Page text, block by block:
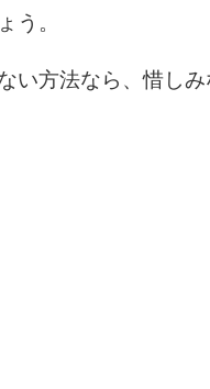
う。
い方法なら、惜しみ